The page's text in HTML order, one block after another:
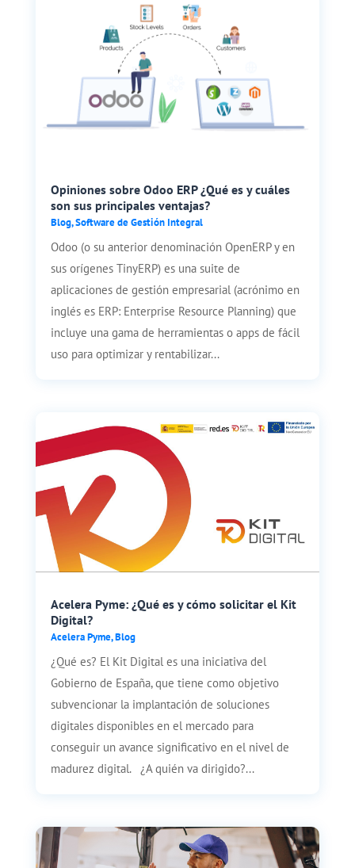
Opiniones sobre Odoo ERP ¿Qué es y cuáles
son sus principales ventajas?
Blog,Software de Gestión Integral
Odoo (o su anterior denominación OpenERP y en
sus orígenes TinyERP) es una suite de
aplicaciones de gestión empresarial (acrónimo en
inglés es ERP: Enterprise Resource Planning) que
incluye una gama de herramientas o apps de fácil
uso para optimizar y rentabilizar...
Acelera Pyme: ¿Qué es y cómo solicitar el Kit
Digital?
Acelera Pyme,Blog
¿Qué es? El Kit Digital es una iniciativa del
Gobierno de España, que tiene como objetivo
subvencionar la implantación de soluciones
digitales disponibles en el mercado para
conseguir un avance significativo en el nivel de
madurez digital. ¿A quién va dirigido?...